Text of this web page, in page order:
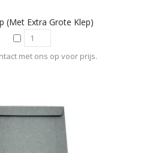
(met Extra Grote Klep)
met ons op voor prijs.